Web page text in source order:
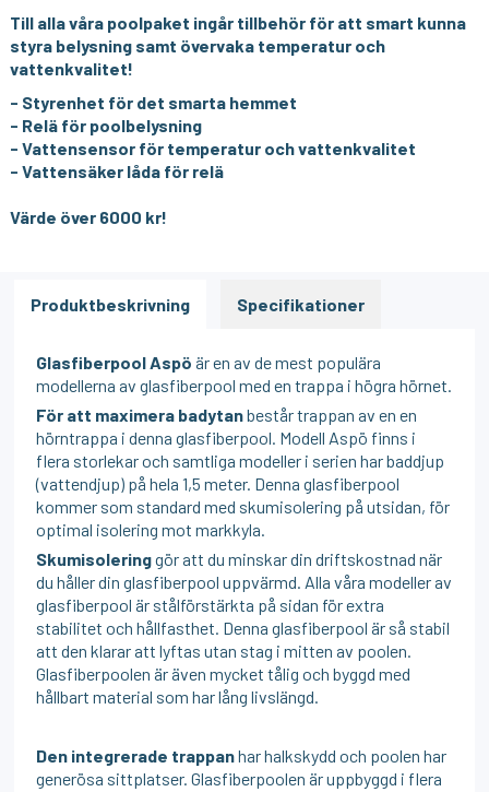
Till alla våra poolpaket ingår tillbehör för att smart kunna
styra belysning samt övervaka temperatur och
vattenkvalitet!
- Styrenhet för det smarta hemmet
- Relä för poolbelysning
- Vattensensor för temperatur och vattenkvalitet
- Vattensäker låda för relä
Värde över 6000 kr!
Produktbeskrivning Specifikationer
Glasfiberpool Aspö är en av de mest populära
modellerna av glasfiberpool med en trappa i högra hörnet.
För att maximera badytanbestår trappan av en en
hörntrappa i denna glasfiberpool. Modell Aspö finns i
flera storlekar och samtliga modeller i serien har baddjup
(vattendjup) på hela 1,5 meter. Denna glasfiberpool
kommer som standard med skumisolering på utsidan, för
optimal isolering mot markkyla.
Skumisoleringgör att du minskar din driftskostnad när
du håller din glasfiberpool uppvärmd. Alla våra modeller av
glasfiberpool är stålförstärkta på sidan för extra
stabilitet och hållfasthet. Denna glasfiberpool är så stabil
att den klarar att lyftas utan stag i mitten av poolen.
Glasfiberpoolen är även mycket tålig och byggd med
hållbart material som har lång livslängd.
Den integrerade trappanhar halkskydd och poolen har
generösa sittplatser. Glasfiberpoolen är uppbyggd i flera